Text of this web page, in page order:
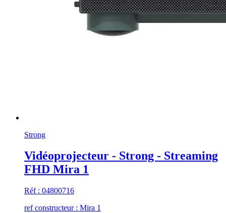
Strong
Vidéoprojecteur - Strong - Streaming
FHD Mira 1
Réf : 04800716
ref constructeur : Mira 1